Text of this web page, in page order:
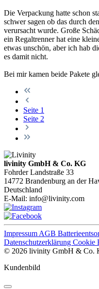
Die Verpackung hatte schon
schwer sagen ob das durch
verursacht wurde. Große
ein Regaltrenner hat eine
etwas unschön, aber ich hab
es damit nicht.
Bei mir kamen beide Pakete
Seite 1
Seite 2
livinity GmbH & Co. KG
Fohrder Landstraße 33
14772 Brandenburg an der
Deutschland
E-Mail: info@livinity.com
Impressum AGB
Datenschutzerklärung Cookie
© 2026 livinity GmbH & Co.
Kundenbild